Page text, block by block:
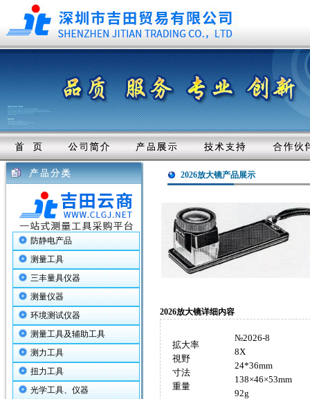
防静电产品
测量工具
三丰量具仪器
测量仪器
环境测试仪器
测量工具及辅助工具
测力工具
扭力工具
光学工具、仪器
2026放大镜产品展示
2026放大镜详细内容
拡大率
視野
寸法
重量
№2026-8
8X
24*36mm
138×46×53mm
92g